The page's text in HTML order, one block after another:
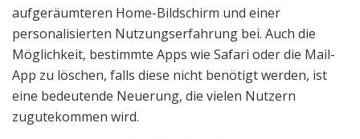
aufgeräumteren Home-Bildschirm und einer
personalisierten Nutzungserfahrung bei. Auch die
Möglichkeit, bestimmte Apps wie Safari oder die Mail-
App zu löschen, falls diese nicht benötigt werden, ist
eine bedeutende Neuerung, die vielen Nutzern
zugutekommen wird.